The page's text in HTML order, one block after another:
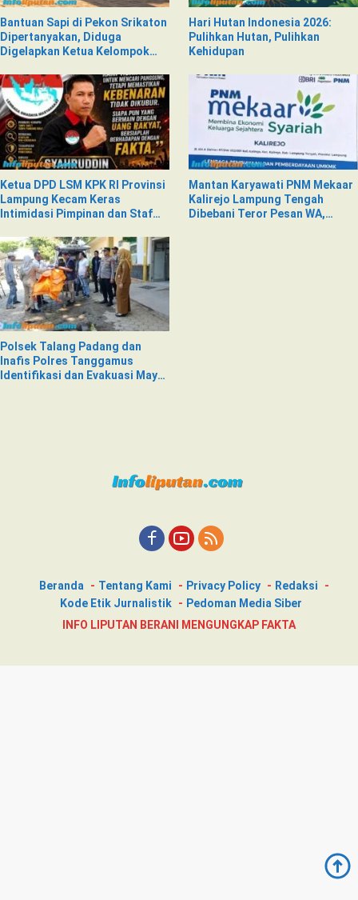
Bantuan Sapi di Pekon Srikaton
Dipertanyakan, Diduga
Digelapkan Ketua Kelompok
Hari Hutan Indonesia 2026:
Pulihkan Hutan, Pulihkan
Kehidupan
Ketua DPD LSM KPK RI Provinsi
Lampung Kecam Keras
Intimidasi Pimpinan dan Staf
Nad
Mantan Karyawati PNM Mekaar
Kalirejo Lampung Tengah
Dibebani Teror Pesan WA,
Polsek Talang Padang dan
Inafis Polres Tanggamus
Identifikasi dan Evakuasi Mayat
Beranda Tentang Kami Privacy Policy
Redaksi
Kode Etik Jurnalistik
Pedoman Media Siber
INFO LIPUTAN BERANI MENGUNGKAP FAKTA